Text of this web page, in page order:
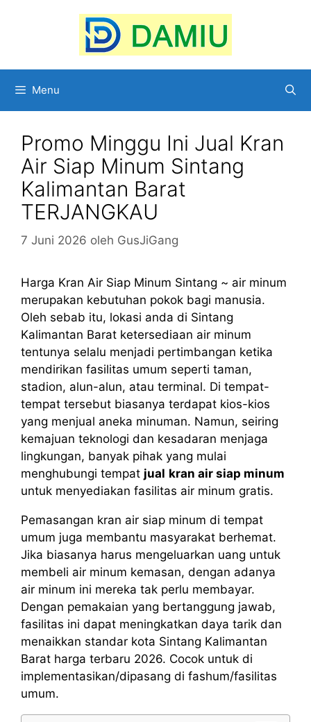
Menu
Promo Minggu Ini Jual Kran
Air Siap Minum Sintang
Kalimantan Barat
TERJANGKAU
7 Juni 2026 oleh GusJiGang
Harga Kran Air Siap Minum Sintang ~ air minum
merupakan kebutuhan pokok bagi manusia.
Oleh sebab itu, lokasi anda di Sintang
Kalimantan Barat ketersediaan air minum
tentunya selalu menjadi pertimbangan ketika
mendirikan fasilitas umum seperti taman,
stadion, alun-alun, atau terminal. Di tempat-
tempat tersebut biasanya terdapat kios-kios
yang menjual aneka minuman. Namun, seiring
kemajuan teknologi dan kesadaran menjaga
lingkungan, banyak pihak yang mulai
menghubungi tempat jual kran air siap minum
untuk menyediakan fasilitas air minum gratis.
Pemasangan kran air siap minum di tempat
umum juga membantu masyarakat berhemat.
Jika biasanya harus mengeluarkan uang untuk
membeli air minum kemasan, dengan adanya
air minum ini mereka tak perlu membayar.
Dengan pemakaian yang bertanggung jawab,
fasilitas ini dapat meningkatkan daya tarik dan
menaikkan standar kota Sintang Kalimantan
Barat harga terbaru 2026. Cocok untuk di
implementasikan/dipasang di fashum/fasilitas
umum.